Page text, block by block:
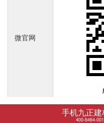
微官网
手机九正建
400-6464-001